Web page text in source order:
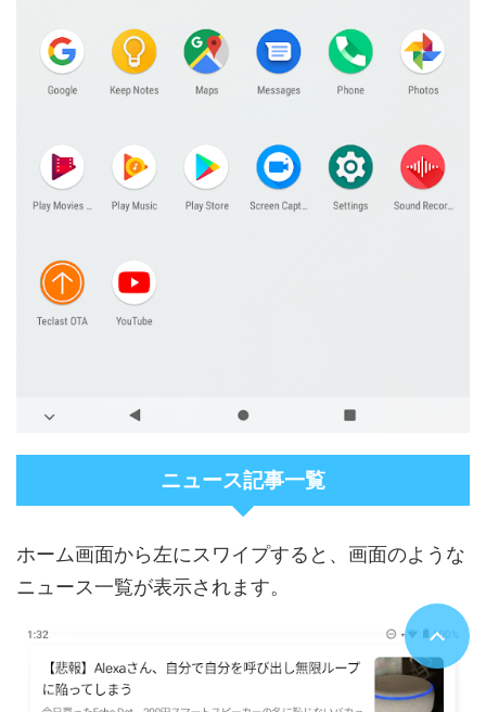
ニュース記事一覧
ホーム画面から左にスワイプすると、画面のような
ニュース一覧が表示されます。